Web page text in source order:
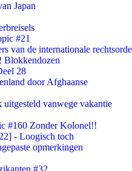
Japan
#21
van de internationale rechtsorde
Blokkendozen
28
door Afghaanse
vanwege vakantie
#160 Zonder Kolonel!!
- Loogisch toch
opmerkingen
#32